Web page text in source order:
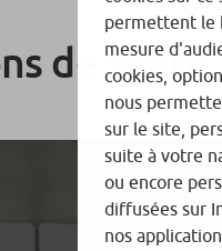
de santé
permettent le
mesure
cookies,
nous
sur le site,
suite à votre
ou encore
diffusées sur
nos